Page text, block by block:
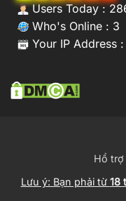
Users Today :
Who's Online : 3
Your IP Address :
Hổ
Lưu ý: Bạn phải từ 18